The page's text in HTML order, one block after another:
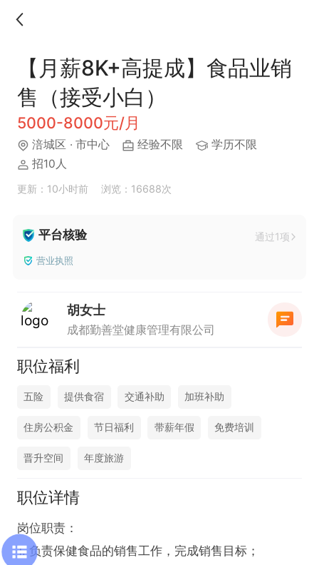
【月薪8K+高提成】食品业销
售（接受小白）
5000-8000元/月
涪城区 · 市中心 经验不限
学历不限
招10人
更新：10小时前 浏览：16688次
平台核验 通过1项
营业执照
胡女士
成都勤善堂健康管理有限公司
职位福利
五险 提供食宿 交通补助 加班补助
住房公积金 节日福利 带薪年假 免费培训
晋升空间 年度旅游
职位详情
岗位职责：
1. 负责保健食品的销售工作，完成销售目标；